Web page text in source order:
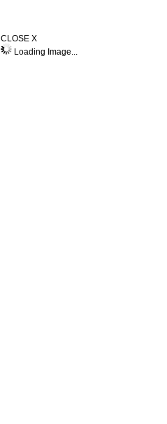
CLOSE X
Loading Image...